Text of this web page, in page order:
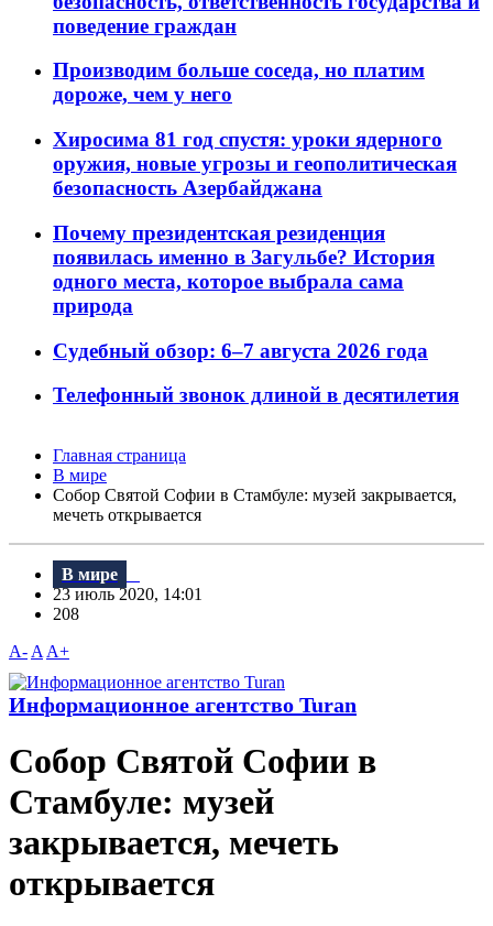
поведение граждан
Производим больше соседа, но платим
дороже, чем у него
Хиросима 81 год спустя: уроки ядерного
оружия, новые угрозы и геополитическая
безопасность Азербайджана
Почему президентская резиденция
появилась именно в Загульбе? История
одного места, которое выбрала сама
природа
Судебный обзор: 6–7 августа 2026 года
Телефонный звонок длиной в десятилетия
Главная страница
В мире
Собор Святой Софии в Стамбуле: музей закрывается,
мечеть открывается
В мире
23 июль 2020, 14:01
208
A- A A+
Информационное агентство Turan
Собор Святой Софии в
Стамбуле: музей
закрывается, мечеть
открывается